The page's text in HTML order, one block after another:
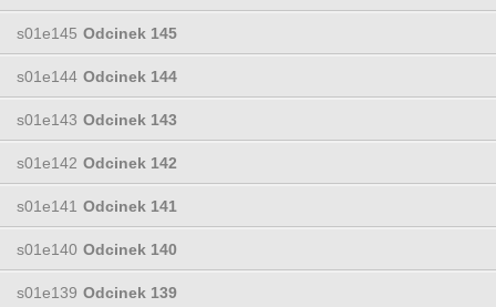
s01e145 Odcinek 145
s01e144 Odcinek 144
s01e143 Odcinek 143
s01e142 Odcinek 142
s01e141 Odcinek 141
s01e140 Odcinek 140
s01e139 Odcinek 139